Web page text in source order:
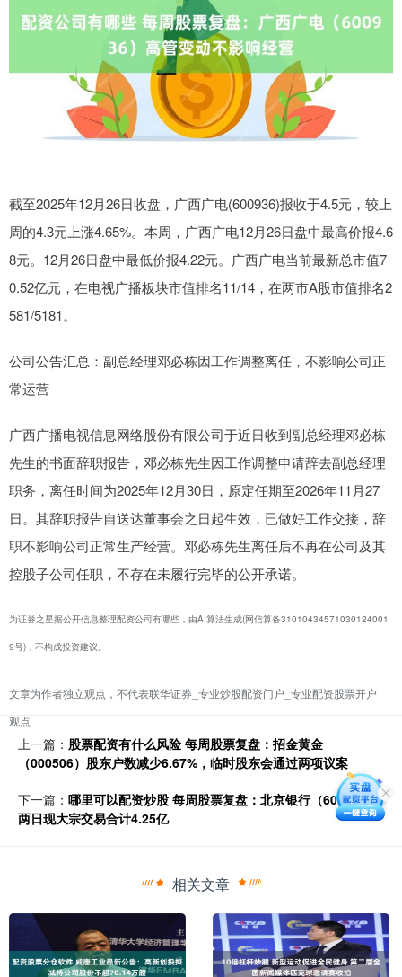
截至2025年12月26日收盘，广西广电(600936)报收于4.5元，较上
周的4.3元上涨4.65%。本周，广西广电12月26日盘中最高价报4.6
8元。12月26日盘中最低价报4.22元。广西广电当前最新总市值7
0.52亿元，在电视广播板块市值排名11/14，在两市A股市值排名2
581/5181。
公司公告汇总：副总经理邓必栋因工作调整离任，不影响公司正
常运营
广西广播电视信息网络股份有限公司于近日收到副总经理邓必栋
先生的书面辞职报告，邓必栋先生因工作调整申请辞去副总经理
职务，离任时间为2025年12月30日，原定任期至2026年11月27
日。其辞职报告自送达董事会之日起生效，已做好工作交接，辞
职不影响公司正常生产经营。邓必栋先生离任后不再在公司及其
控股子公司任职，不存在未履行完毕的公开承诺。
为证券之星据公开信息整理配资公司有哪些，由AI算法生成(网信算备31010434571030124001
9号)，不构成投资建议。
文章为作者独立观点，不代表联华证券_专业炒股配资门户_专业配资股票开户
观点
上一篇： 股票配资有什么风险 每周股票复盘：招金黄金
（000506）股东户数减少6.67%，临时股东会通过两项议案
下一篇： 哪里可以配资炒股 每周股票复盘：北京银行（601169）
两日现大宗交易合计4.25亿
相关文章